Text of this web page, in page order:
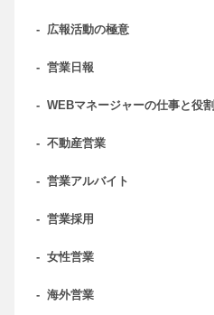
- 広報活動の極意
- 営業日報
- WEBマネージャーの仕事と役割
- 不動産営業
- 営業アルバイト
- 営業採用
- 女性営業
- 海外営業